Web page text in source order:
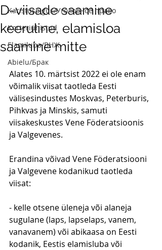
Karistusõigus/Уголовное право
Korteriühistud
Elamiluba/ВНЖ
Abielu/Брак
D-viisade saamine
keeruline, elamisloa
saamine mitte
Alates 10. märtsist 2022 ei ole enam
võimalik viisat taotleda Eesti
välisesindustes Moskvas, Peterburis,
Pihkvas ja Minskis, samuti
viisakeskustes Vene Föderatsioonis
ja Valgevenes.
Erandina võivad Vene Föderatsiooni
ja Valgevene kodanikud taotleda
viisat:
- kelle otsene üleneja või alaneja
sugulane (laps, lapselaps, vanem,
vanavanem) või abikaasa on Eesti
kodanik, Eestis elamisluba või